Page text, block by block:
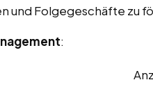
und Folgegeschäfte zu
: